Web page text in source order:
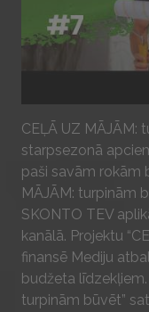
Play
CEĻĀ UZ MĀJĀM:
starpsezonā
paši savām rokām
MĀJĀM: turpinām
SKONTO TEV
kanālā. Projektu
finansē Mediju
budžeta līdzekļiem.
turpinām būvēt”